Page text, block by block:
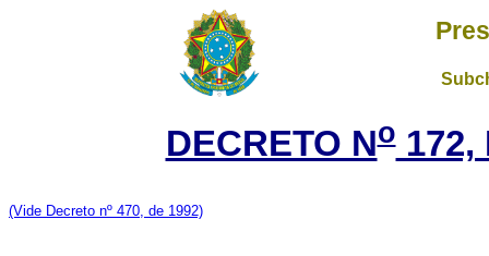
DECRETO No172,
(Vide Decreto nº 470, de 1992)